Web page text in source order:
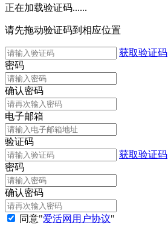
正在加载验证码......
请先拖动验证码到相应位置
获取验证码
密码
确认密码
电子邮箱
验证码
获取验证码
密码
确认密码
同意"爱活网用户协议"